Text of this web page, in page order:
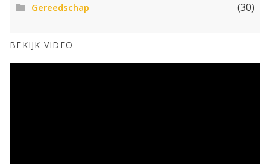
Gereedschap (30)
BEKIJK VIDEO